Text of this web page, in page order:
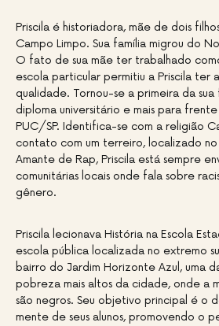
Priscila é historiadora, mãe de dois
Campo Limpo. Sua família migrou do
O fato de sua mãe ter trabalhado
escola particular permitiu a Priscila ter
qualidade. Tornou-se a primeira da
diploma universitário e mais para
PUC/SP. Identifica-se com a religião
contato com um terreiro, localizado
Amante de Rap, Priscila está sempre
comunitárias locais onde fala sobre
gênero.
Priscila lecionava História na Escola
escola pública localizada no extremo
bairro do Jardim Horizonte Azul, uma
pobreza mais altos da cidade, onde a
são negros. Seu objetivo principal é o
mente de seus alunos, promovendo o